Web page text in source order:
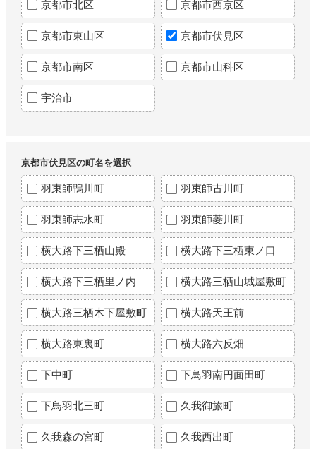
京都市北区 京都市西京区
京都市東山区 京都市伏見区
京都市南区 京都市山科区
宇治市
京都市伏見区の町名を選択
羽束師鴨川町 羽束師古川町
羽束師志水町 羽束師菱川町
横大路下三栖山殿 横大路下三栖東ノ口
横大路下三栖里ノ内 横大路三栖山城屋敷町
横大路三栖木下屋敷町 横大路天王前
横大路東裏町 横大路六反畑
下中町 下鳥羽南円面田町
下鳥羽北三町 久我御旅町
久我森の宮町 久我西出町